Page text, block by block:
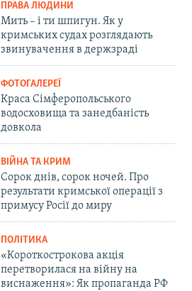
ПРАВА ЛЮДИНИ
Мить – і ти шпигун. Як у
кримських судах розглядають
звинувачення в держзраді
ФОТОГАЛЕРЕЇ
Краса Сімферопольського
водосховища та занедбаність
довкола
ВІЙНА ТА КРИМ
Сорок днів, сорок ночей. Про
результати кримської операції з
примусу Росії до миру
ПОЛІТИКА
«Короткострокова акція
перетворилася на війну на
виснаження»: Як пропаганда РФ